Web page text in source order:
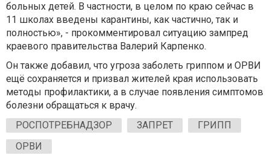
больных детей. В частности, в целом по краю сейчас в
11 школах введены карантины, как частично, так и
полностью», - прокомментировал ситуацию зампред
краевого правительства Валерий Карпенко.
Он также добавил, что угроза заболеть гриппом и ОРВИ
ещё сохраняется и призвал жителей края использовать
методы профилактики, а в случае появления симптомов
болезни обращаться к врачу.
РОСПОТРЕБНАДЗОР
ЗАПРЕТ
ГРИПП
ОРВИ